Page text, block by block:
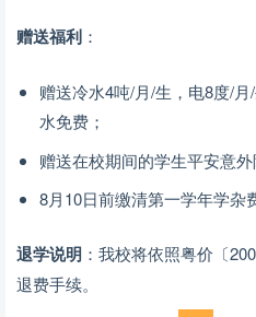
赠送福利 ：
赠送冷水4吨/月/生，电8度/
水免费；
赠送在校期间的学生平安意外
8月10日前缴清第一学年学杂
退学说明 ：我校将依照粤价〔
退费手续。